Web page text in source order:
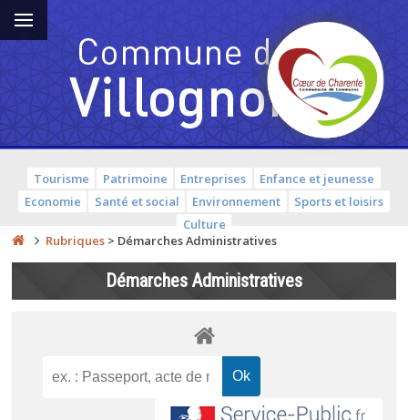
Tourisme Patrimoine Entreprises
Enfance et jeunesse
Economie
Santé et social Environnement
Sports et loisirs
Culture
Rubriques > Démarches Administratives
Démarches Administratives